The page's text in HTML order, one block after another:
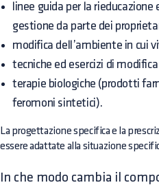
linee guida per la
gestione da parte dei
modifica dell’ambiente in cui
tecniche ed esercizi di
terapie biologiche (prodotti
feromoni sintetici).
La progettazione specifica e la
essere adattate alla situazione
In che modo cambia il